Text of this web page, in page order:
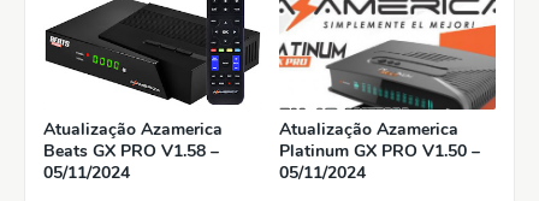
Atualização Azamerica
Beats GX PRO V1.58 –
05/11/2024
Atualização Azamerica
Platinum GX PRO V1.50 –
05/11/2024